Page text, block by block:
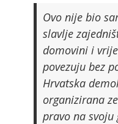
Ovo nije bio
slavlje
domovini i
povezuju bez
Hrvatska
organizirana
pravo na